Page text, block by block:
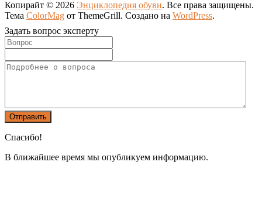
Копирайт © 2026 Энциклопедия обуви. Все права защищены.
Тема ColorMag от ThemeGrill. Создано на WordPress.
Задать вопрос эксперту
Спасибо!
В ближайшее время мы опубликуем информацию.